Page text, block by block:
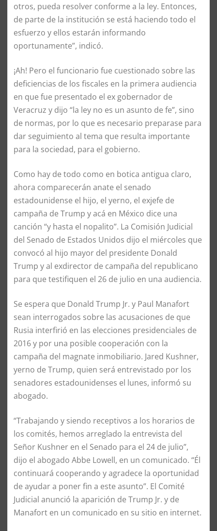
otros, pueda resolver conforme a la ley. Entonces,
de parte de la institución se está haciendo todo el
esfuerzo y ellos estarán informando
oportunamente”, indicó.
¡Ah! Pero el funcionario fue cuestionado sobre las
deficiencias de los fiscales en la primera audiencia
en que fue presentado el ex gobernador de
Veracruz y dijo “la ley no es un asunto de fe”, sino
de normas, por lo que es necesario preparase para
dar seguimiento al tema que resulta importante
para la sociedad, para el gobierno.
Como hay de todo como en botica antigua claro,
ahora comparecerán anate el senado
estadounidense el hijo, el yerno, el exjefe de
campaña de Trump y acá en México dice una
canción “y hasta el nopalito”. La Comisión Judicial
del Senado de Estados Unidos dijo el miércoles que
convocó al hijo mayor del presidente Donald
Trump y al exdirector de campaña del republicano
para que testifiquen el 26 de julio en una audiencia.
Se espera que Donald Trump Jr. y Paul Manafort
sean interrogados sobre las acusaciones de que
Rusia interfirió en las elecciones presidenciales de
2016 y por una posible cooperación con la
campaña del magnate inmobiliario. Jared Kushner,
yerno de Trump, quien será entrevistado por los
senadores estadounidenses el lunes, informó su
abogado.
“Trabajando y siendo receptivos a los horarios de
los comités, hemos arreglado la entrevista del
Señor Kushner en el Senado para el 24 de julio”,
dijo el abogado Abbe Lowell, en un comunicado. “Él
continuará cooperando y agradece la oportunidad
de ayudar a poner fin a este asunto”. El Comité
Judicial anunció la aparición de Trump Jr. y de
Manafort en un comunicado en su sitio en internet.